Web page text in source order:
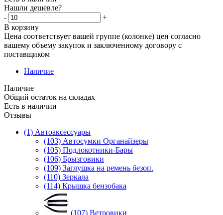
Нашли дешевле?
-
+
В корзину
Цена соответствует вашей группе (колонке) цен согласно
вашему объему закупок и заключенному договору с
поставщиком
Наличие
Наличие
Общий остаток на складах
Есть в наличии
Отзывы
(1) Автоаксессуары
(103) Автосумки Органайзеры
(105) Подлокотники-Бары
(106) Брызговики
(109) Заглушка на ремень безоп.
(110) Зеркала
(114) Крышка бензобака
(107) Ветровики